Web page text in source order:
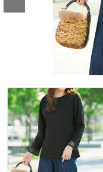
ジュニア・ティーンズ
大きいサイズ レディ
大きいサイズ レディー
大きいサイズ メンズ
大きいサイズ 事務・制
バーゲンセール
シークレットセール
商品カテゴリ一覧
カタログ・チラシ
デジタルカタログ
カタログ無料プレゼ
大きいサイズ メンズ
大きいサイズ 事務・制
カタログ・チラシ
デジタルカタログ
カタログ無料プレ
会員メニュー